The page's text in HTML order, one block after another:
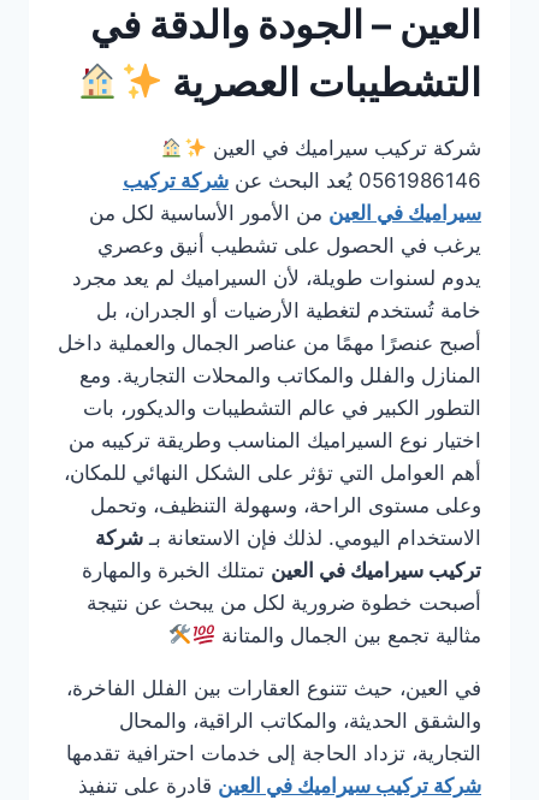
العين – الجودة والدقة في
التشطيبات العصرية
شركة تركيب سيراميك في العين
0561986146 يُعد البحث عن
شركة تركيب
سيراميك في العين من الأمور الأساسية لكل من
يرغب في الحصول على تشطيب أنيق وعصري
يدوم لسنوات طويلة، لأن السيراميك لم يعد مجرد
خامة تُستخدم لتغطية الأرضيات أو الجدران، بل
أصبح عنصرًا مهمًا من عناصر الجمال والعملية داخل
المنازل والفلل والمكاتب والمحلات التجارية. ومع
التطور الكبير في عالم التشطيبات والديكور، بات
اختيار نوع السيراميك المناسب وطريقة تركيبه من
أهم العوامل التي تؤثر على الشكل النهائي للمكان،
وعلى مستوى الراحة، وسهولة التنظيف، وتحمل
الاستخدام اليومي. لذلك فإن الاستعانة بـ شركة
تركيب سيراميك في العين تمتلك الخبرة والمهارة
أصبحت خطوة ضرورية لكل من يبحث عن نتيجة
مثالية تجمع بين الجمال والمتانة
في العين، حيث تتنوع العقارات بين الفلل الفاخرة،
والشقق الحديثة، والمكاتب الراقية، والمحال
التجارية، تزداد الحاجة إلى خدمات احترافية تقدمها
شركة تركيب سيراميك في العين قادرة على تنفيذ